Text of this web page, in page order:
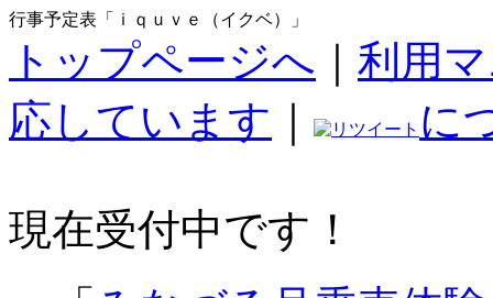
行事予定表「ｉｑｕｖｅ（イクベ）」
トップページへ
利用
応しています
に
現在受付中です！